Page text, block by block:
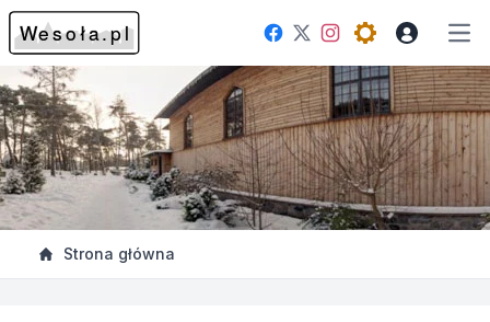
Facebook
TwitterInstagram
Open theme
Strona główna